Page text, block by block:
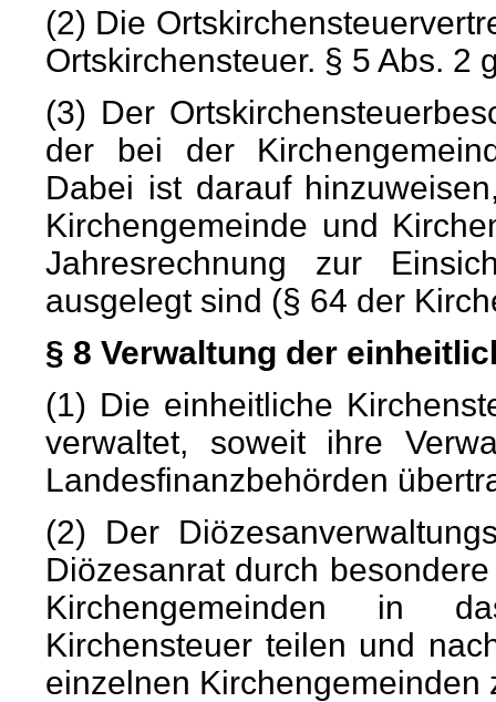
(2) Die
Ortskirchensteuer. § 5 Abs. 2
(3) Der
der bei der
Dabei ist darauf
Kirchengemeinde und
Jahresrechnung zur
ausgelegt sind (§ 64 der
§ 8 Verwaltung der
(1) Die einheitliche
verwaltet, soweit ihre
Landesfinanzbehörden
(2) Der
Diözesanrat durch
Kirchengemeinden in
Kirchensteuer teilen und
einzelnen Kirchengemeinden